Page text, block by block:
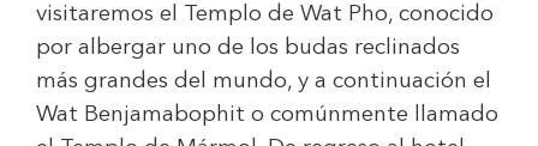
visitaremos el Templo de Wat Pho, conocido
por albergar uno de los budas reclinados
más grandes del mundo, y a continuación el
Wat Benjamabophit o comúnmente llamado